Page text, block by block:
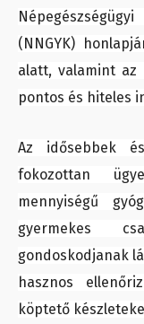
(NNGYK)
alatt, valamint az
pontos és hiteles
Az idősebbek
fokozottan
mennyiségű
gyermekes
gondoskodjanak
hasznos
köptető